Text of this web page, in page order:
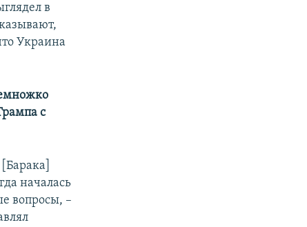
в
Украина
с
началась
вопросы, –